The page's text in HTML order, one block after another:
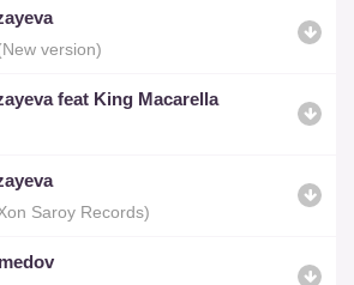
version)
feat King Macarella
Saroy Records)